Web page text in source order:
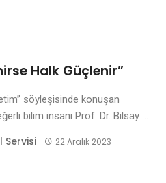
Halk Güçlenir”
söyleşisinde konuşan
bilim insanı Prof. Dr. Bilsay ...
Servisi 22 Aralık 2023